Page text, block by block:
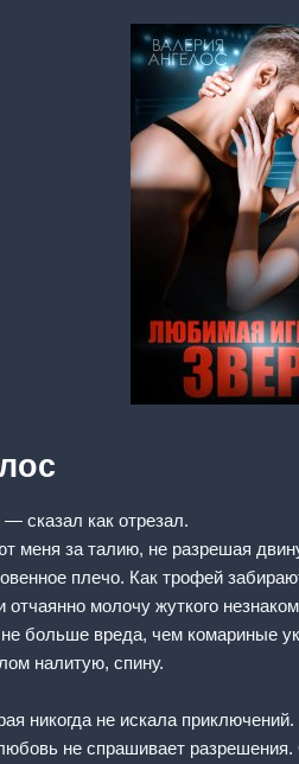
сказал как отрезал.
меня за талию, не разрешая
плечо. Как трофей
молочу жуткого
больше вреда, чем комариные
налитую, спину.
никогда не искала
не спрашивает